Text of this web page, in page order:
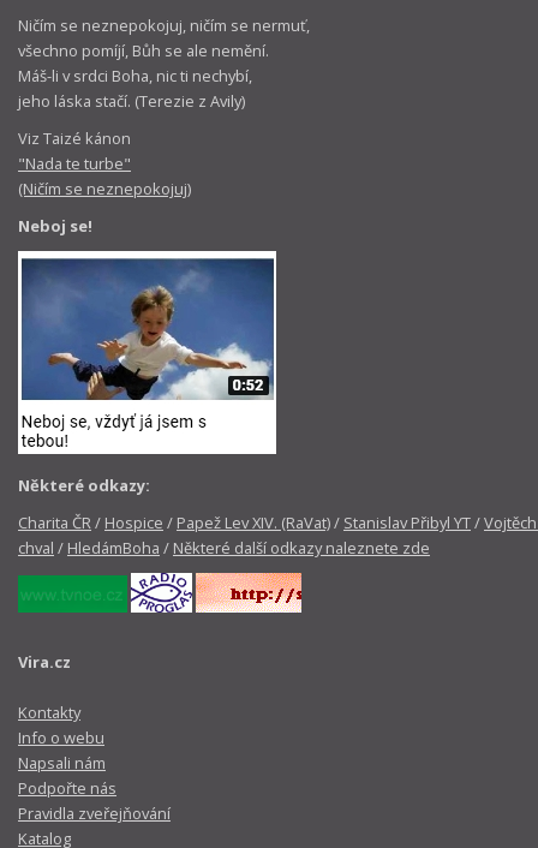
Ničím se neznepokojuj, ničím se nermuť,
všechno pomíjí, Bůh se ale nemění.
Máš-li v srdci Boha, nic ti nechybí,
jeho láska stačí. (Terezie z Avily)
Viz Taizé kánon
"Nada te turbe"
(Ničím se neznepokojuj)
Neboj se!
Některé odkazy:
Charita ČR/ Hospice / Papež Lev XIV. (RaVat)/ Stanislav Přibyl YT/
chval / HledámBoha / Některé další odkazy naleznete zde
Vira.cz
Kontakty
Info o webu
Napsali nám
Podpořte nás
Pravidla zveřejňování
Katalog